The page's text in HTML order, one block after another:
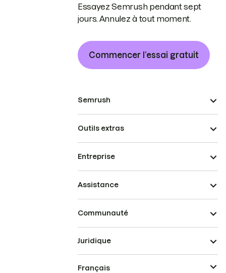
Essayez Semrush pendant sept
jours. Annulez à tout moment.
Commencer l’essai gratuit
Semrush
Outils extras
Entreprise
Assistance
Communauté
Juridique
Français